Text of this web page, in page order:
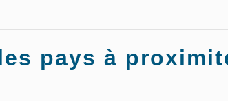
Var
pays à